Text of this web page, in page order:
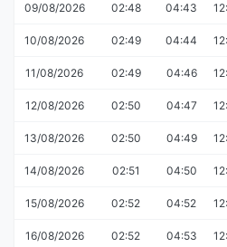
09/08/2026 02:48 04:43
10/08/2026 02:49 04:44
11/08/2026 02:49 04:46
12/08/2026 02:50 04:47
13/08/2026 02:50 04:49
14/08/2026 02:51 04:50
15/08/2026 02:52 04:52
16/08/2026 02:52 04:53